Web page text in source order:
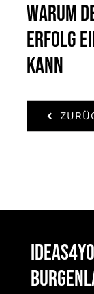
Warum
Erfolg
kann